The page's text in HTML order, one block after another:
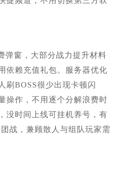
弹窗，大部分战力提升材料
依赖充值礼包。服务器优化
刷BOSS很少出现卡顿闪
操作，不用逐个分解浪费时
没时间上线可挂机养号，有
战，兼顾散人与组队玩家需